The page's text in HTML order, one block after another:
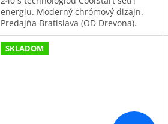
energiu. Moderný chrómový dizajn.
Predajňa Bratislava (OD Drevona).
SKLADOM